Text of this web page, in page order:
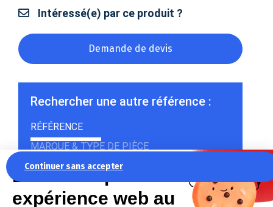
Continuer sans accepter
La recette pour une
expérience web au
Intéressé(e) par ce produit ?
Demande de devis
Rechercher une autre référence :
RÉFÉRENCE
MARQUE & TYPE DE PIÈCE